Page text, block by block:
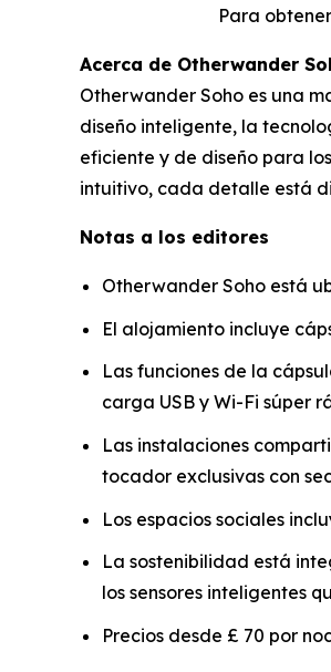
Para
Acerca de Otherwander
Otherwander Soho es una
diseño inteligente, la
eficiente y de diseño para
intuitivo, cada detalle está
Notas a los editores
Otherwander Soho está
El alojamiento incluye
Las funciones de la
carga USB y Wi-Fi súper
Las instalaciones
tocador exclusivas con
Los espacios sociales
La sostenibilidad está
los sensores inteligentes
Precios desde £ 70 por